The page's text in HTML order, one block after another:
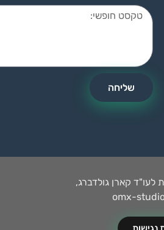
שליחה
לעו"ד קארן גולדברג,